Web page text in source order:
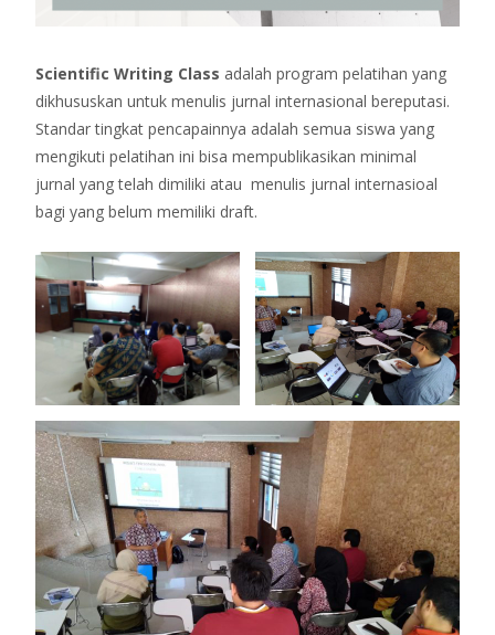
Scientific Writing Class adalah program pelatihan yang
dikhususkan untuk menulis jurnal internasional bereputasi.
Standar tingkat pencapainnya adalah semua siswa yang
mengikuti pelatihan ini bisa mempublikasikan minimal
jurnal yang telah dimiliki atau menulis jurnal internasioal
bagi yang belum memiliki draft.